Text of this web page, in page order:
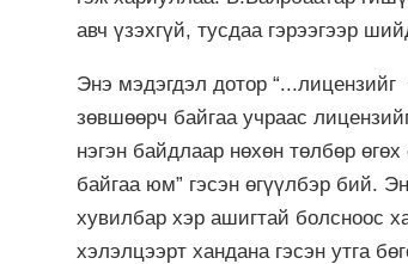
авч үзэхгүй, тусдаа гэрээгээр
Энэ мэдэгдэл дотор
зөвшөөрч байгаа учраас
нэгэн байдлаар нөхөн төлбөр
байгаа юм” гэсэн өгүүлбэр бий.
хувилбар хэр ашигтай болсноос
хэлэлцээрт хандана гэсэн утга